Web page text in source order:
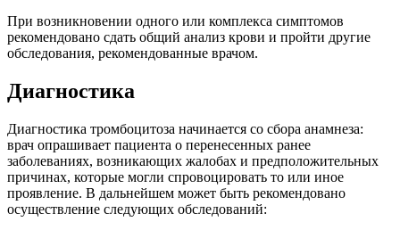
При возникновении одного или комплекса симптомов
рекомендовано сдать общий анализ крови и пройти другие
обследования, рекомендованные врачом.
Диагностика
Диагностика тромбоцитоза начинается со сбора анамнеза:
врач опрашивает пациента о перенесенных ранее
заболеваниях, возникающих жалобах и предположительных
причинах, которые могли спровоцировать то или иное
проявление. В дальнейшем может быть рекомендовано
осуществление следующих обследований: